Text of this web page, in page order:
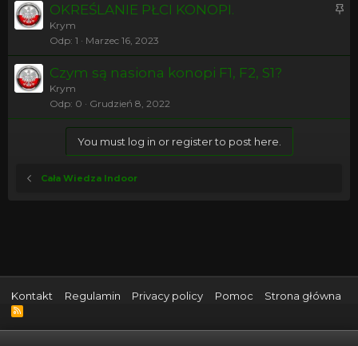
P
y
OKREŚLANIE PŁCI KONOPI.
Krym
Odp 1 Marzec 16, 2023
Czym są nasiona konopi F1, F2, S1?
Krym
Odp 0 Grudzień 8, 2022
You must log in or register to post here.
Cała Wiedza Indoor
Kontakt Regulamin Privacy policy Pomoc Strona główna
R
S
S